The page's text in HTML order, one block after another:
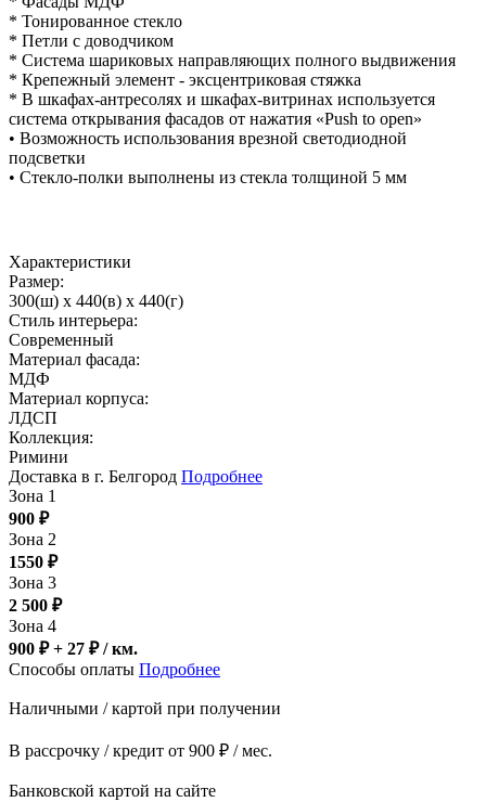
* Тонированное стекло
* Петли с доводчиком
* Система шариковых направляющих полного выдвижения
* Крепежный элемент - эксцентриковая стяжка
* В шкафах-антресолях и шкафах-витринах используется
система открывания фасадов от нажатия «Push to open»
• Возможность использования врезной светодиодной
подсветки
• Стекло-полки выполнены из стекла толщиной 5 мм
Характеристики
Размер:
300(ш) x 440(в) x 440(г)
Стиль интерьера:
Современный
Материал фасада:
МДФ
Материал корпуса:
ЛДСП
Коллекция:
Римини
Доставка в г. Белгород Подробнее
Зона 1
900 ₽
Зона 2
1550 ₽
Зона 3
2 500 ₽
Зона 4
900 ₽ + 27 ₽/ км.
Способы оплаты Подробнее
Наличными / картой при получении
В рассрочку / кредит от 900 ₽ / мес.
Банковской картой на сайте